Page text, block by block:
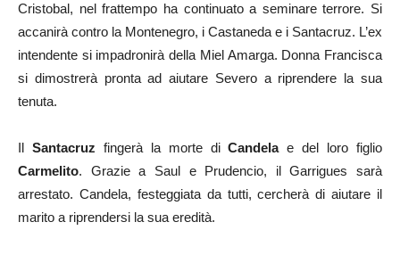
Cristobal, nel frattempo ha continuato a seminare terrore. Si
accanirà contro la Montenegro, i Castaneda e i Santacruz. L’ex
intendente si impadronirà della Miel Amarga. Donna Francisca
si dimostrerà pronta ad aiutare Severo a riprendere la sua
tenuta.
Il Santacruz fingerà la morte diCandelae del loro figlio
Carmelito. Grazie a Saul e Prudencio, il Garrigues sarà
arrestato. Candela, festeggiata da tutti, cercherà di aiutare il
marito a riprendersi la sua eredità.